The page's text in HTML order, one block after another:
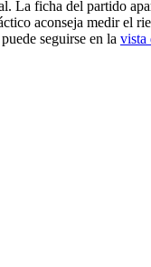
ficha del partido
aconseja medir el
seguirse en la vista